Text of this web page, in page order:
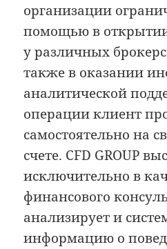
организации
помощью в
у различных
также в оказании
аналитической
операции клиент
самостоятельно на
счете. CFD GROUP
исключительно в
финансового
анализирует и
информацию о